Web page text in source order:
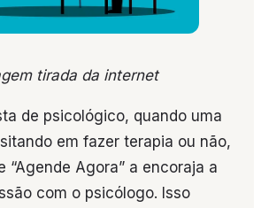
tirada da internet
de psicológico, quando uma
em fazer terapia ou não,
“Agende Agora” a encoraja a
com o psicólogo. Isso